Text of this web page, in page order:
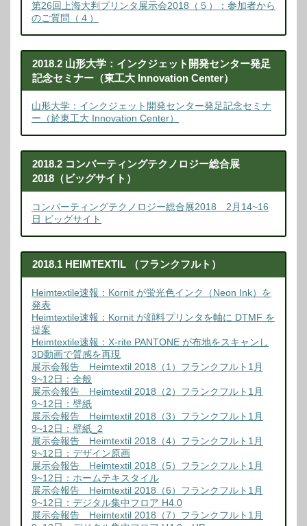
第26回上海大判プリンタ展示会2018（５）：参加者から
のご質問（４）
2018.2 山形大学：インクジェット開発センター発足
記念セミナー（東工大 Innovation Center）
山形大学：インクジェット開発センター発足記念セミナ
ー（於東工大 Innovation Center）
2018.2 コンバーティングテクノロジー総合展
2018（ビッグサイト）
コンバーティングテクノロジー総合展2018 2月14~16
日 ビッグサイト
2018.1 HEIMTEXTIL （フランクフルト）
Heimtextile速報：Kornit が蛍光色インク（Neon Ink）を
発表
Heimtextile速報：Kornit が顔料プリンタを軸に DTMF を
提案
Heimtextile速報：X-rite PANTONE が布地をスキャンし
3D動画で質感を再現
展示会報告 Heimtextil 2018（1）フランクフルト1月
9~12日：全般
展示会報告 Heimtextil 2018（2）フランクフルト1月
9~12日：壁紙
展示会報告 Heimtextil 2018（3）フランクフルト1月
9~12日：壁紙_2
展示会報告 Heimtextil 2018（4）フランクフルト1月
9~12日：デザイン原画
展示会報告 Heimtextil 2018（5）フランクフルト1月
9~12日：ホームテキスタイル
展示会報告 Heimtextil 2018（6）フランクフルト1月
9~12日：デジタル集中フロア H4.0
展示会報告 Heimtextil 2018（7）フランクフルト1月